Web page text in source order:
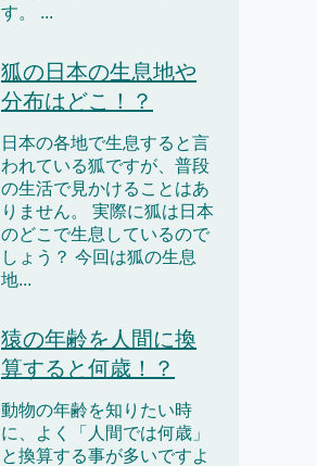
す。 ...
狐の日本の生息地や
分布はどこ！？
日本の各地で生息すると言
われている狐ですが、普段
の生活で見かけることはあ
りません。 実際に狐は日本
のどこで生息しているので
しょう？ 今回は狐の生息
地...
猿の年齢を人間に換
算すると何歳！？
動物の年齢を知りたい時
に、よく「人間では何歳」
と換算する事が多いですよ